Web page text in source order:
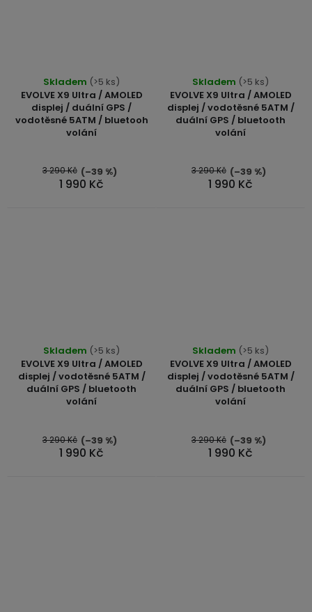
EVOLVE X9 Ultra / AMOLED
displej / duální GPS /
vodotěsné 5ATM / bluetooh
volání
hodnocení
produktu
je
5,0
5
hvězdiček.
Skladem (>5 ks)
1 990 Kč
3 290 Kč (–39 %)
EVOLVE X9 Ultra / AMOLED
displej / vodotěsné 5ATM /
duální GPS / bluetooth
volání
Skladem (>5 ks)
1 990 Kč
3 290 Kč (–39 %)
EVOLVE X9 Ultra / AMOLED
displej / vodotěsné 5ATM /
duální GPS / bluetooth
volání
Skladem (>5 ks)
1 990 Kč
3 290 Kč (–39 %)
EVOLVE X9 Ultra / AMOLED
displej / vodotěsné 5ATM /
duální GPS / bluetooth
volání
Skladem (>5 ks)
1 990 Kč
3 290 Kč (–39 %)